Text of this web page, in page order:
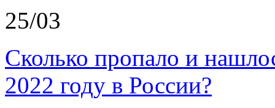
25/03
Сколько пропало и
2022 году в России?